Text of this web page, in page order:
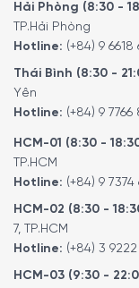
Hải Phòng (8:30 -
TP.Hải Phòng
Hotline: (+84) 9 6618
Thái Bình (8:30 -
Yên
Hotline: (+84) 9 7766
HCM-01 (8:30 -
TP.HCM
Hotline: (+84) 9 7374
HCM-02 (8:30 -
7, TP.HCM
Hotline: (+84) 3 9222
HCM-03 (9:30 -